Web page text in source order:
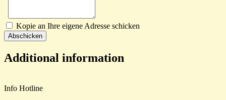
Kopie an Ihre eigene Adresse schicken
Additional information
Info Hotline